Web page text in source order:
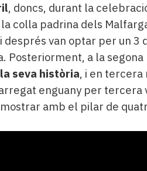
, doncs, durant la
la colla padrina dels
després van optar per un 3
Posteriorment, a la
seva història, i en
enguany per tercera
amb el pilar de